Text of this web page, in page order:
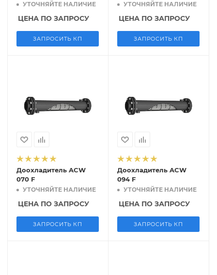
УТОЧНЯЙТЕ НАЛИЧИЕ
ЦЕНА ПО ЗАПРОСУ
ЗАПРОСИТЬ КП
УТОЧНЯЙТЕ НАЛИЧИЕ
ЦЕНА ПО ЗАПРОСУ
ЗАПРОСИТЬ КП
Доохладитель ACW
070 F
УТОЧНЯЙТЕ НАЛИЧИЕ
ЦЕНА ПО ЗАПРОСУ
ЗАПРОСИТЬ КП
Доохладитель ACW
094 F
УТОЧНЯЙТЕ НАЛИЧИЕ
ЦЕНА ПО ЗАПРОСУ
ЗАПРОСИТЬ КП